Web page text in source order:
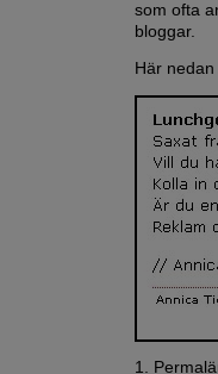
som ofta
bloggar.
Här
1.